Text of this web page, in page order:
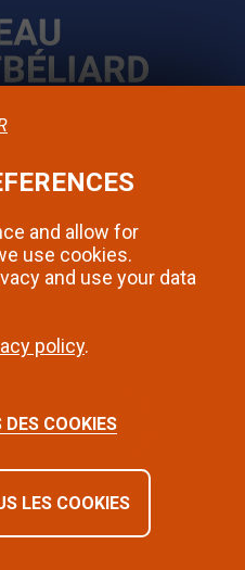
légales
and allow for
use cookies.
and use your data
policy.
COOKIES
LES COOKIES